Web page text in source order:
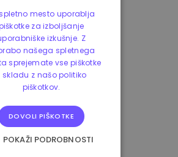
mesto uporablja
za izboljšanje
izkušnje. Z
našega spletnega
sprejemate vse piškotke
skladu z našo politiko
piškotkov.
DOVOLI PIŠKOTKE
POKAŽI PODROBNOSTI